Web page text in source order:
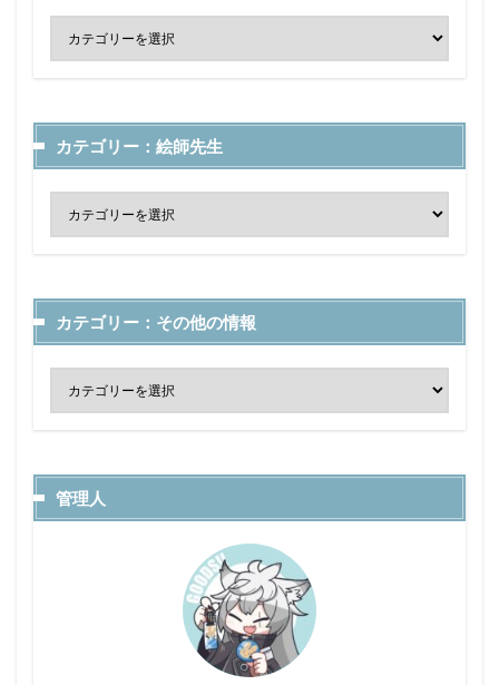
カテゴリー：絵師先生
カテゴリー：その他の情報
管理人